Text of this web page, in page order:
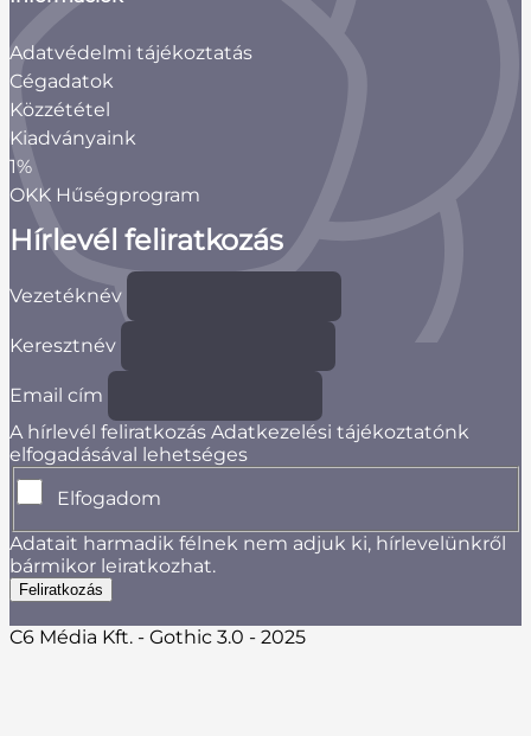
Adatvédelmi tájékoztatás
Cégadatok
Közzététel
Kiadványaink
1%
OKK Hűségprogram
Hírlevél feliratkozás
Vezetéknév
Keresztnév
Email cím
A hírlevél feliratkozás Adatkezelési tájékoztatónk
elfogadásával lehetséges
Elfogadom
Adatait harmadik félnek nem adjuk ki, hírlevelünkről
bármikor leiratkozhat.
C6 Média Kft. - Gothic 3.0 - 2025